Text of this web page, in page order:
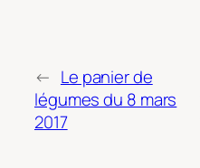
← Le panier de
légumes du 8 mars
2017